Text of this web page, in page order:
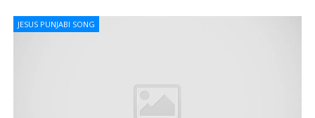
JESUS PUNJABI SONG